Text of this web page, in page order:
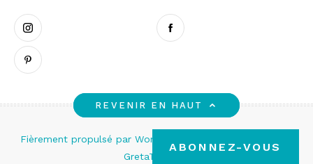
REVENIR EN HAUT
Fièrement propulsé par WordPress
GretaThemes
ABONNEZ-VOUS